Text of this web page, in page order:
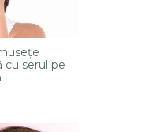
cu serul pe